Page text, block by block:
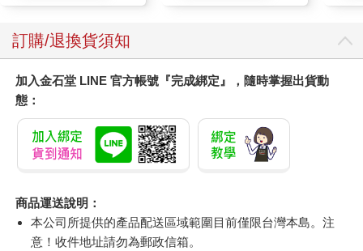
訂購/退換貨須知
加入金石堂 LINE 官方帳號『完成綁定』，隨時掌握出貨動
態：
商品運送說明：
本公司所提供的產品配送區域範圍目前僅限台灣本島。注
意！收件地址請勿為郵政信箱。